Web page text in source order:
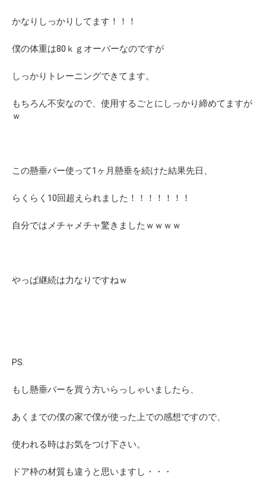
かなりしっかりしてます！！！
僕の体重は80ｋｇオーバーなのですが
しっかりトレーニングできてます。
もちろん不安なので、使用するごとにしっかり締めてますが
ｗ
この懸垂バー使って1ヶ月懸垂を続けた結果先日、
らくらく10回超えられました！！！！！！！
自分ではメチャメチャ驚きましたｗｗｗｗ
やっぱ継続は力なりですねｗ
PS.
もし懸垂バーを買う方いらっしゃいましたら、
あくまでの僕の家で僕が使った上での感想ですので、
使われる時はお気をつけ下さい。
ドア枠の材質も違うと思いますし・・・